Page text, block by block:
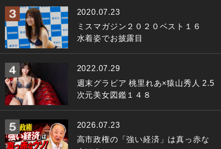
2020.07.23
ミスマガジン２０２０ベスト１６
水着姿でお披露目
2022.07.29
週末グラビア 桃里れあ×猿山秀人 2.5
次元美女図鑑１４８
2026.07.23
高市政権の「強い経済」は真っ赤な